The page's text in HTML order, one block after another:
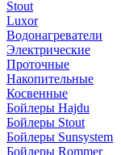
Stout
Luxor
Водонагреватели
Электрические
Проточные
Накопительные
Косвенные
Бойлеры Hajdu
Бойлеры Stout
Бойлеры Sunsystem
Бойлеры Rommer